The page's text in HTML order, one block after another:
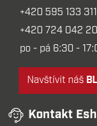
+420 595 133 311
+420 724 042
po - pá 6:30 -
Navštívit náš
Kontakt